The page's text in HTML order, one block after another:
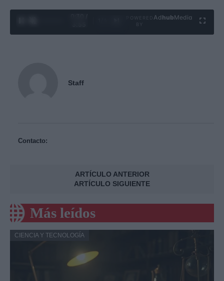
Ad hubMedia
Staff
Contacto:
ARTÍCULO ANTERIOR
ARTÍCULO SIGUIENTE
Más leídos
CIENCIA Y TECNOLOGÍA